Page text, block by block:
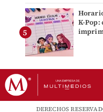
K-
DERECHOS